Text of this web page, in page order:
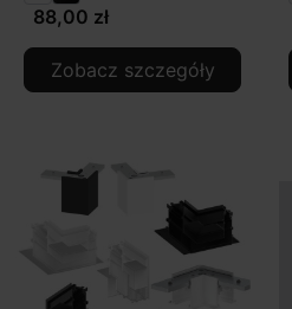
88,00 zł
Zobacz szczegóły